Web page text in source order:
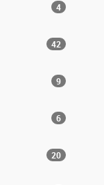
4
42
9
6
20